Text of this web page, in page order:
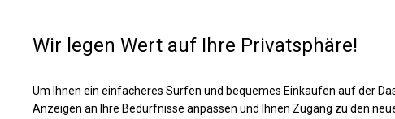
Entwerfen
Ganzjährig geöffnete Zelthalle | 4x12 m
Wir legen Wert auf Ihre Privatsphäre!
Um Ihnen ein einfacheres Surfen und bequemes Einkaufen auf der
Anzeigen an Ihre Bedürfnisse anpassen und Ihnen Zugang zu den